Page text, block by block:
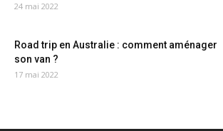
24 mai 2022
Road trip en Australie : comment aménager
son van ?
17 mai 2022